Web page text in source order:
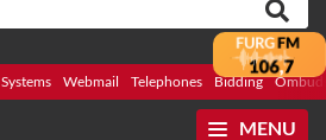
Systems Webmail Telephones Bidding
MENU